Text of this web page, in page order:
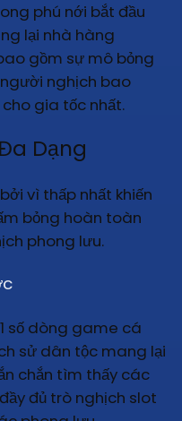
phú nới bắt đầu
lại nhà hàng
gồm sự mô bỏng
nghịch bao
gia tốc nhất.
Dạng
vì thấp nhất khiến
bỏng hoàn toàn
phong lưu.
số dòng game cá
sử dân tộc mang lại
chắn tìm thấy các
đủ trò nghịch slot